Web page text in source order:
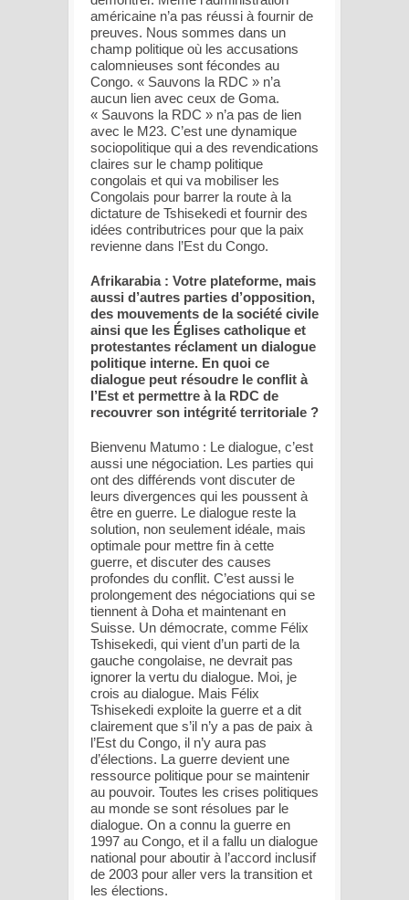
américaine n’a pas réussi à fournir de
preuves. Nous sommes dans un
champ politique où les accusations
calomnieuses sont fécondes au
Congo. « Sauvons la RDC » n’a
aucun lien avec ceux de Goma.
« Sauvons la RDC » n’a pas de lien
avec le M23. C’est une dynamique
sociopolitique qui a des revendications
claires sur le champ politique
congolais et qui va mobiliser les
Congolais pour barrer la route à la
dictature de Tshisekedi et fournir des
idées contributrices pour que la paix
revienne dans l’Est du Congo.
Afrikarabia : Votre plateforme, mais
aussi d’autres parties d’opposition,
des mouvements de la société civile
ainsi que les Églises catholique et
protestantes réclament un dialogue
politique interne. En quoi ce
dialogue peut résoudre le conflit à
l’Est et permettre à la RDC de
recouvrer son intégrité territoriale ?
Bienvenu Matumo : Le dialogue, c’est
aussi une négociation. Les parties qui
ont des différends vont discuter de
leurs divergences qui les poussent à
être en guerre. Le dialogue reste la
solution, non seulement idéale, mais
optimale pour mettre fin à cette
guerre, et discuter des causes
profondes du conflit. C’est aussi le
prolongement des négociations qui se
tiennent à Doha et maintenant en
Suisse. Un démocrate, comme Félix
Tshisekedi, qui vient d’un parti de la
gauche congolaise, ne devrait pas
ignorer la vertu du dialogue. Moi, je
crois au dialogue. Mais Félix
Tshisekedi exploite la guerre et a dit
clairement que s’il n’y a pas de paix à
l’Est du Congo, il n’y aura pas
d’élections. La guerre devient une
ressource politique pour se maintenir
au pouvoir. Toutes les crises politiques
au monde se sont résolues par le
dialogue. On a connu la guerre en
1997 au Congo, et il a fallu un dialogue
national pour aboutir à l’accord inclusif
de 2003 pour aller vers la transition et
les élections.